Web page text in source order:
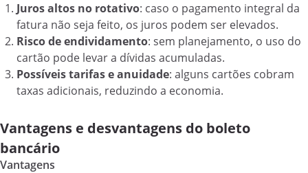
Juros altos no rotativo: caso o pagamento integral da
fatura não seja feito, os juros podem ser elevados.
Risco de endividamento: sem planejamento, o uso do
cartão pode levar a dívidas acumuladas.
Possíveis tarifas e anuidade: alguns cartões cobram
taxas adicionais, reduzindo a economia.
Vantagens e desvantagens do boleto
bancário
Vantagens